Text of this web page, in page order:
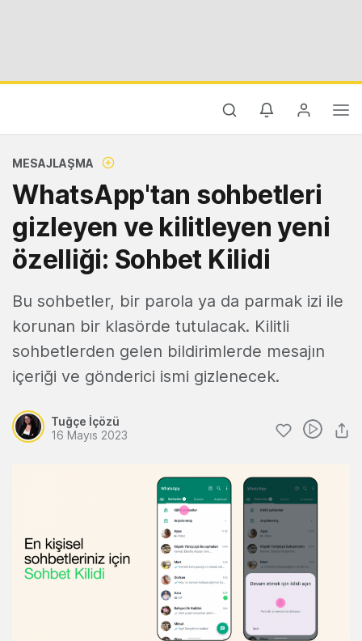
MESAJLAŞMA
WhatsApp'tan sohbetleri
gizleyen ve kilitleyen yeni
özelliği: Sohbet Kilidi
Bu sohbetler, bir parola ya da parmak izi ile
korunan bir klasörde tutulacak. Kilitli
sohbetlerden gelen bildirimlerde mesajın
içeriği ve gönderici ismi gizlenecek.
Tuğçe İçözü
16 Mayıs 2023